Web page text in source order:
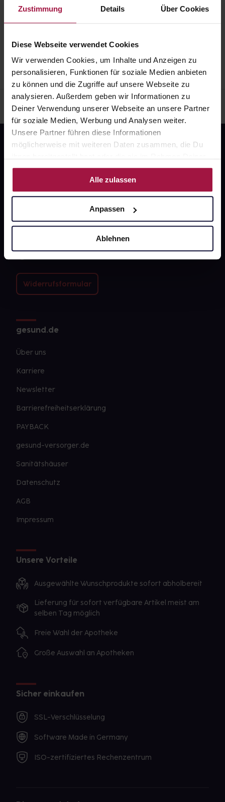
Zustimmung Details Über Cookies
Diese Webseite verwendet Cookies
Wir verwenden Cookies, um Inhalte und Anzeigen zu
personalisieren, Funktionen für soziale Medien anbieten
zu können und die Zugriffe auf unsere Webseite zu
analysieren. Außerdem geben wir Informationen zu
Deiner Verwendung unserer Webseite an unsere Partner
für soziale Medien, Werbung und Analysen weiter.
Unsere Partner führen diese Informationen
möglicherweise mit weiteren Daten zusammen, die Du
Nutzung der Dienste gesammelt haben.
Alle zulassen
Anpassen
Ablehnen
37073, 37075, 37077, 37079, 37081, 37083, 37085
Fragen zu Deiner Bestellung?
Widerrufsformular
gesund.de
Über uns
Karriere
Newsletter
Barrierefreiheitserklärung
PAYBACK
gesund-versorger.de
Sanitätshäuser
Datenschutz
AGB
Impressum
Unsere Vorteile
Ausgewählte Wunschprodukte sofort abholbereit
Lieferung für sofort verfügbare Artikel meist am
selben Tag möglich
Freie Wahl der Apotheke
Große Auswahl an Apotheken
Sicher einkaufen
SSL-Verschlüsselung
Software Made in Germany
ISO-zertifiziertes Rechenzentrum